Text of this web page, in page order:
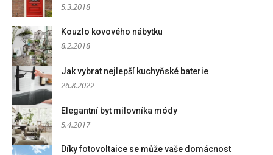
5.3.2018
Kouzlo kovového nábytku
8.2.2018
Jak vybrat nejlepší kuchyňské baterie
26.8.2022
Elegantní byt milovníka módy
5.4.2017
Díky fotovoltaice se může vaše domácnost